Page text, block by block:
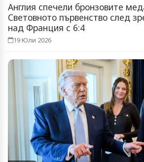
Англия спечели бронзовите
Световното първенство след
над Франция с 6:4
19 Юли 2026